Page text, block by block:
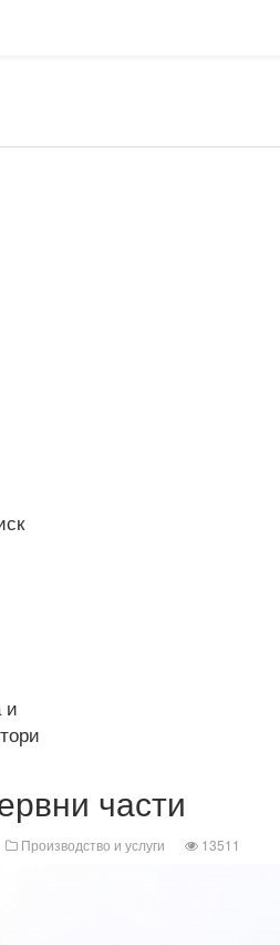
и
части
Производство и услуги 13511